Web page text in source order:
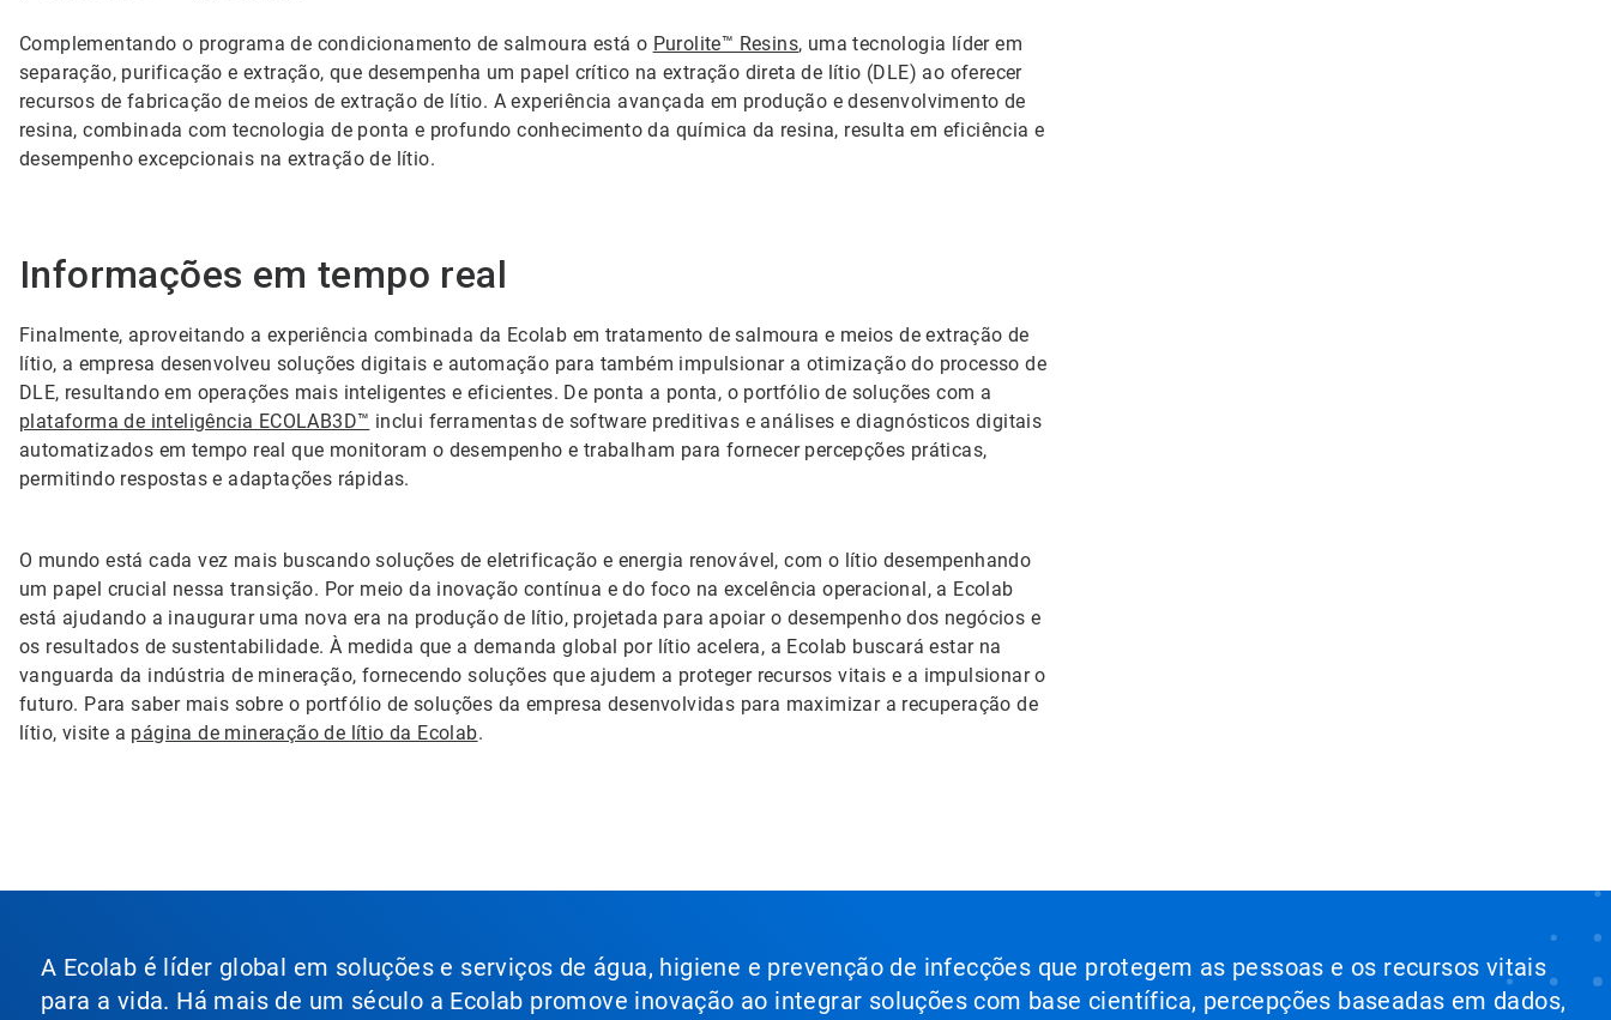
Complementando o programa de condicionamento de salmoura está o Purolite™ Resins, uma tecnologia líder em
separação, purificação e extração, que desempenha um papel crítico na extração direta de lítio (DLE) ao oferecer
recursos de fabricação de meios de extração de lítio. A experiência avançada em produção e desenvolvimento de
resina, combinada com tecnologia de ponta e profundo conhecimento da química da resina, resulta em eficiência e
desempenho excepcionais na extração de lítio.
Informações em tempo real
Finalmente, aproveitando a experiência combinada da Ecolab em tratamento de salmoura e meios de extração de
lítio, a empresa desenvolveu soluções digitais e automação para também impulsionar a otimização do processo de
DLE, resultando em operações mais inteligentes e eficientes. De ponta a ponta, o portfólio de soluções com a
plataforma de inteligência ECOLAB3D™ inclui ferramentas de software preditivas e análises e diagnósticos digitais
automatizados em tempo real que monitoram o desempenho e trabalham para fornecer percepções práticas,
permitindo respostas e adaptações rápidas.
O mundo está cada vez mais buscando soluções de eletrificação e energia renovável, com o lítio desempenhando
um papel crucial nessa transição. Por meio da inovação contínua e do foco na excelência operacional, a Ecolab
está ajudando a inaugurar uma nova era na produção de lítio, projetada para apoiar o desempenho dos negócios e
os resultados de sustentabilidade. À medida que a demanda global por lítio acelera, a Ecolab buscará estar na
vanguarda da indústria de mineração, fornecendo soluções que ajudem a proteger recursos vitais e a impulsionar o
futuro. Para saber mais sobre o portfólio de soluções da empresa desenvolvidas para maximizar a recuperação de
lítio, visite a página de mineração de lítio da Ecolab.
A Ecolab é líder global em soluções e serviços de água, higiene e prevenção de infecções que protegem as pessoas e os recursos vitais
para a vida. Há mais de um século a Ecolab promove inovação ao integrar soluções com base científica, percepções baseadas em dados,